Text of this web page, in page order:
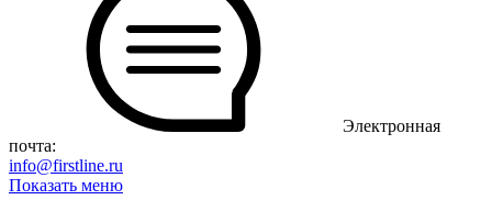
Электронная
почта:
info@firstline.ru
Показать меню